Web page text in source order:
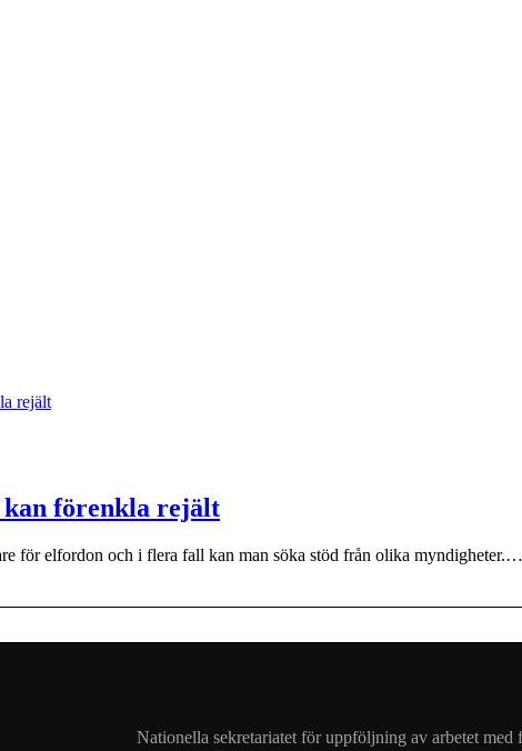
kan förenkla rejält
för elfordon och i flera fall kan man söka stöd från olika myndigheter.…
Nationella sekretariatet för uppföljning av arbetet med